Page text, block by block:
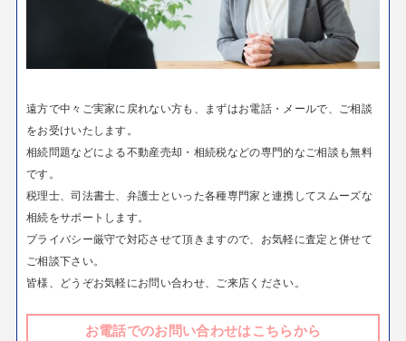
遠方で中々ご実家に戻れない方も、まずはお電話・メールで、ご相談
をお受けいたします。
相続問題などによる不動産売却・相続税などの専門的なご相談も無料
です。
税理士、司法書士、弁護士といった各種専門家と連携してスムーズな
相続をサポートします。
プライバシー厳守で対応させて頂きますので、お気軽に査定と併せて
ご相談下さい。
皆様、どうぞお気軽にお問い合わせ、ご来店ください。
お電話でのお問い合わせはこちらから